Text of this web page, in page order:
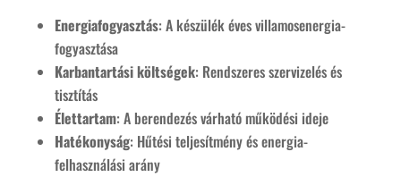
Energiafogyasztás: A készülék éves villamosenergia-
fogyasztása
Karbantartási költségek: Rendszeres szervizelés és
tisztítás
Élettartam: A berendezés várható működési ideje
Hatékonyság: Hűtési teljesítmény és energia-
felhasználási arány